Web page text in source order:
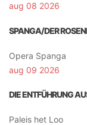
aug 08 2026
SPANGA/DER
Opera Spanga
aug 09 2026
DIE ENTFÜHRUNG
Paleis het Loo